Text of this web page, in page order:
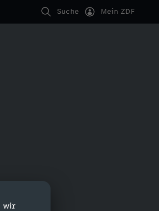
wir
Suche Mein ZDF